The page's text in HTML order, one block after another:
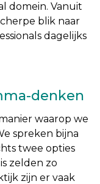
domein. Vanuit
blik naar
dagelijks
denken
waarop we
spreken bijna
twee opties
zelden zo
zijn er vaak